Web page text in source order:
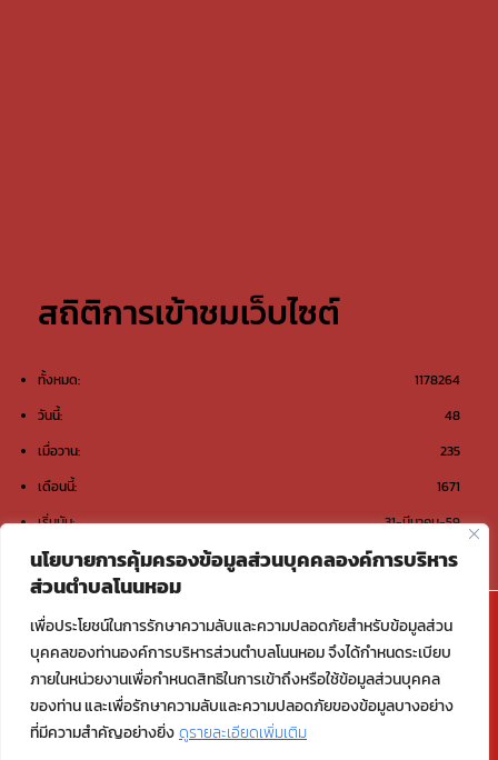
นโยบายการคุ้มครองข้อมูลส่วนบุคคลองค์การบริหาร
ส่วนตำบลโนนหอม
เพื่อประโยชน์ในการรักษาความลับและความปลอดภัยสำหรับข้อมูลส่วน
บุคคลของท่านองค์การบริหารส่วนตำบลโนนหอม จึงได้กำหนดระเบียบ
ภายในหน่วยงานเพื่อกำหนดสิทธิในการเข้าถึงหรือใช้ข้อมูลส่วนบุคคล
ของท่าน และเพื่อรักษาความลับและความปลอดภัยของข้อมูลบางอย่าง
ที่มีความสำคัญอย่างยิ่งดูรายละเอียดเพิ่มเติม
สถิติการเข้าชมเว็บไซต์
1178264
ทั้งหมด:
48
วันนี้:
235
เมื่อวาน:
1671
เดือนนี้:
31-มีนาคม-59
เริ่มนับ:
@องค์การบริหารส่วนตำบลโนนหอม ต.โนนหอม อ.เมือง
สกลนคร จ.สกลนคร 47000
Email : saraban_06470117@dla.go.th